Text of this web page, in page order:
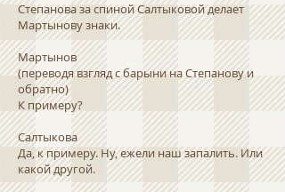
Степанова за спиной Салтыковой делает
Мартынову знаки.
Мартынов
(переводя взгляд с барыни на Степанову и
обратно)
К примеру?
Салтыкова
Да, к примеру. Ну, ежели наш запалить. Или
какой другой.